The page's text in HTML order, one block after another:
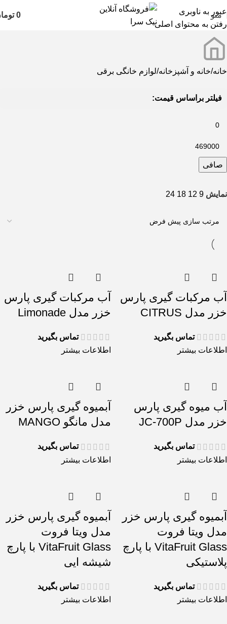
عبور به ناوبری
رفتن به محتوای اصلی
منو 0
خانه خانه و آشپزخانه لوازم خانگی برقی
فیلتر براساس قیمت:
صافی
نمایش 9
12
18
24
آب مرکبات گیری پارس
خزر مدل CITRUS
تماس بگیرید
اطلاعات بیشتر
آب مرکبات گیری پارس
خزر مدل Limonade
تماس بگیرید
اطلاعات بیشتر
آب میوه گیری پارس
خزر مدل JC-700P
تماس بگیرید
اطلاعات بیشتر
آبمیوه گیری پارس خزر
مدل مانگو MANGO
تماس بگیرید
اطلاعات بیشتر
آبمیوه گیری پارس خزر
مدل ویتا فروت
VitaFruit Glass با پارچ
پلاستیکی
تماس بگیرید
اطلاعات بیشتر
آبمیوه گیری پارس خزر
مدل ویتا فروت
VitaFruit Glass با پارچ
شیشه ایی
تماس بگیرید
اطلاعات بیشتر